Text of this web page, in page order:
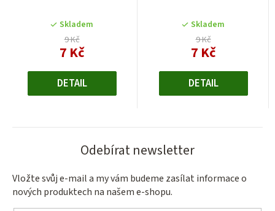
Skladem
9 Kč
7 KčMěrná
DETAIL
Skladem
9 Kč
7 KčMěrná
DETAIL
Odebírat newsletter
Vložte svůj e-mail a my vám budeme zasílat informace o
nových produktech na našem e-shopu.